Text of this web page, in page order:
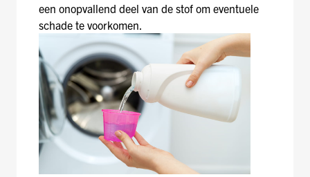
een onopvallend deel van de stof om eventuele
schade te voorkomen.